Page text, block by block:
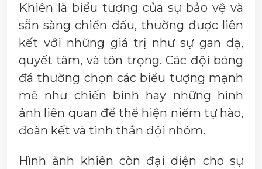
Khiên là biểu tượng của sự bảo vệ và
sẵn sàng chiến đấu, thường được liên
kết với những giá trị như sự gan dạ,
quyết tâm, và tôn trọng. Các đội bóng
đá thường chọn các biểu tượng mạnh
mẽ như chiến binh hay những hình
ảnh liên quan để thể hiện niềm tự hào,
đoàn kết và tinh thần đội nhóm.
Hình ảnh khiên còn đại diện cho sự